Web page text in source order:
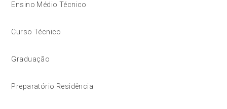
Ensino Médio Técnico
Curso Técnico
Graduação
Preparatório Residência